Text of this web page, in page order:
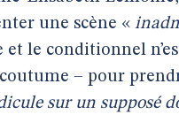
une scène «
et le conditionnel
coutume – pour
sur un supposé